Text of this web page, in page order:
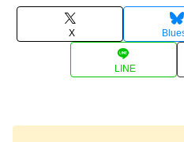
X
LINE